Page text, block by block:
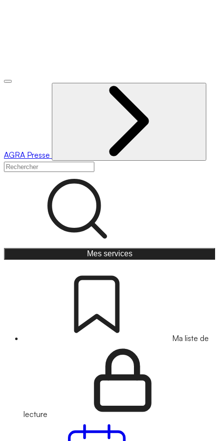
AGRA Presse
Mes services
Ma liste de
lecture